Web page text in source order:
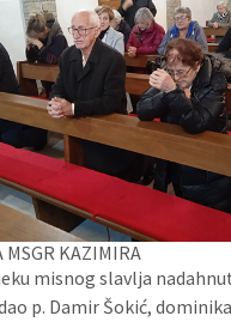
MSGR KAZIMIRA
misnog slavlja
p. Damir Šokić,